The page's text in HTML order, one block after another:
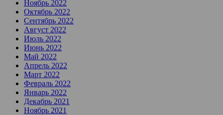
Ноябрь 2022
Октябрь 2022
Сентябрь 2022
Август 2022
Июль 2022
Июнь 2022
Май 2022
Апрель 2022
Март 2022
Февраль 2022
Январь 2022
Декабрь 2021
Ноябрь 2021